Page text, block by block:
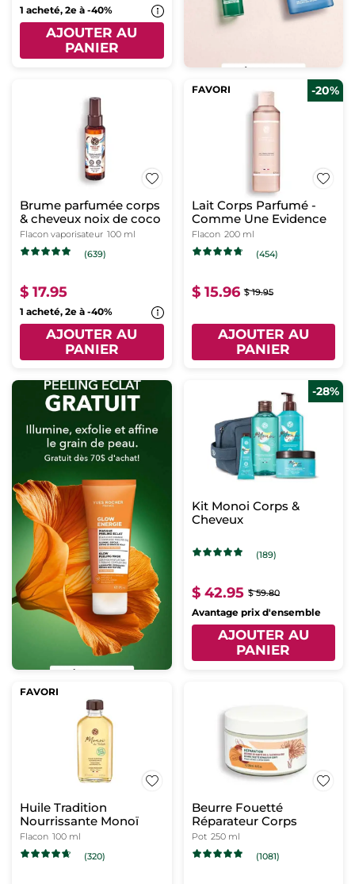
1 acheté, 2e à -40%
AJOUTER AU
PANIER
Brume parfumée corps
& cheveux noix de coco
Flacon vaporisateur 100 ml
(639)
$ 17.95
1 acheté, 2e à -40%
AJOUTER AU
PANIER
FAVORI -20%
Lait Corps Parfumé -
Comme Une Evidence
Flacon 200 ml
(454)
$ 15.96 $ 19.95
AJOUTER AU
PANIER
-28%
Kit Monoi Corps &
Cheveux
(189)
$ 42.95 $ 59.80
Avantage prix d'ensemble
AJOUTER AU
PANIER
FAVORI
Huile Tradition
Nourrissante Monoï
Flacon 100 ml
(320)
Beurre Fouetté
Réparateur Corps
Pot 250 ml
(1081)